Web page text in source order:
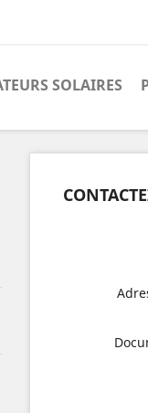
SOLAIRES